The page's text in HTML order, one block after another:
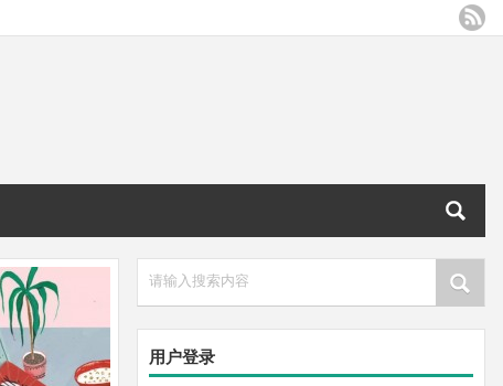
请输入搜索内容
用户登录